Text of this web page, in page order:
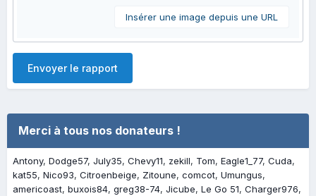
Insérer une image depuis une URL
Envoyer le rapport
Merci à tous nos donateurs !
Antony Dodge57 July35 Chevy11 zekill Tom Eagle1_77 Cuda
kat55 Nico93 Citroenbeige Zitoune comcot Umungus
americoast buxois84 greg38-74 Jicube Le Go 51 Charger976